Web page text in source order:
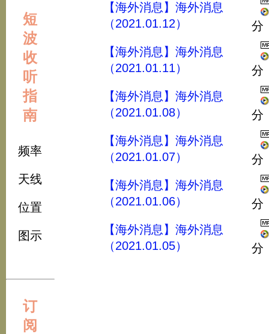
短
波
收
听
指
南
频率
天线
位置
图示
订
阅
【海外消息】海外消息
（2021.01.12）
分
【海外消息】海外消息
（2021.01.11）
分
【海外消息】海外消息
（2021.01.08）
分
【海外消息】海外消息
（2021.01.07）
分
【海外消息】海外消息
（2021.01.06）
分
【海外消息】海外消息
（2021.01.05）
分